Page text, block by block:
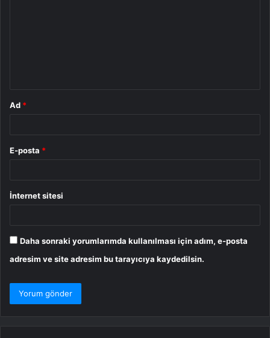
Ad *
E-posta *
İnternet sitesi
Daha sonraki yorumlarımda kullanılması için adım, e-posta
adresim ve site adresim bu tarayıcıya kaydedilsin.